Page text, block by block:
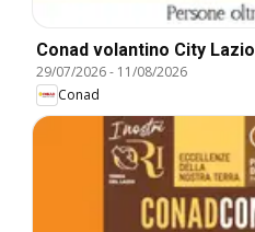
Conad volantino City Lazio
29/07/2026- 11/08/2026
Conad